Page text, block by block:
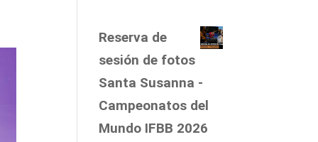
Reserva de
sesión de fotos
Santa Susanna -
Campeonatos del
Mundo IFBB 2026